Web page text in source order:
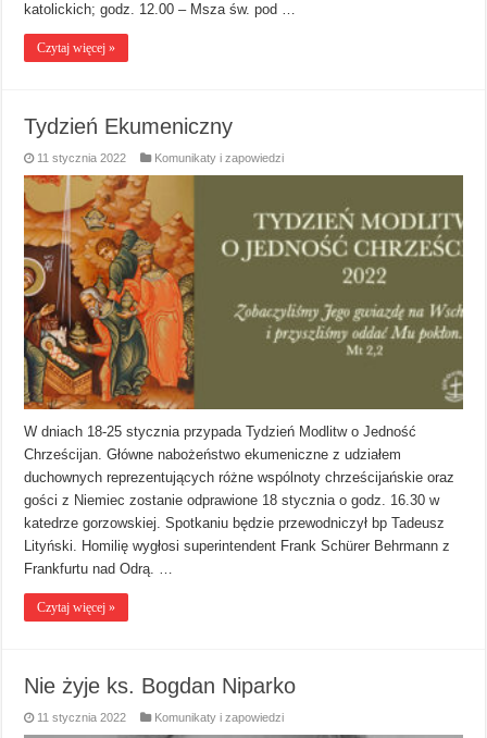
katolickich; godz. 12.00 – Msza św. pod …
Czytaj więcej »
Tydzień Ekumeniczny
11 stycznia 2022 Komunikaty i zapowiedzi
W dniach 18-25 stycznia przypada Tydzień Modlitw o Jedność
Chrześcijan. Główne nabożeństwo ekumeniczne z udziałem
duchownych reprezentujących różne wspólnoty chrześcijańskie oraz
gości z Niemiec zostanie odprawione 18 stycznia o godz. 16.30 w
katedrze gorzowskiej. Spotkaniu będzie przewodniczył bp Tadeusz
Lityński. Homilię wygłosi superintendent Frank Schürer Behrmann z
Frankfurtu nad Odrą. …
Czytaj więcej »
Nie żyje ks. Bogdan Niparko
11 stycznia 2022 Komunikaty i zapowiedzi